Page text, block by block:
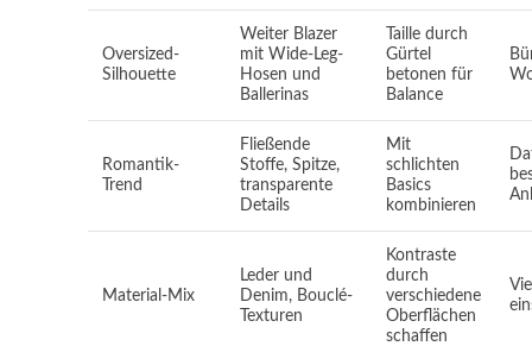
Oversized-
Silhouette
Weiter Blazer
mit Wide-Leg-
Hosen und
Ballerinas
Taille durch
Gürtel
betonen für
Balance
Romantik-
Trend
Fließende
Stoffe, Spitze,
transparente
Details
Mit
schlichten
Basics
kombinieren
Material-Mix
Leder und
Denim, Bouclé-
Texturen
Kontraste
durch
verschiedene
Oberflächen
schaffen